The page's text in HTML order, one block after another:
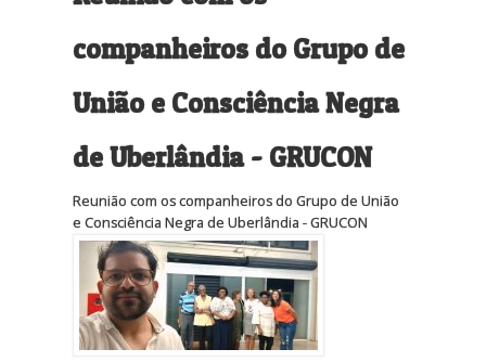
companheiros do Grupo de
União e Consciência Negra
de Uberlândia - GRUCON
Reunião com os companheiros do Grupo de União
e Consciência Negra de Uberlândia - GRUCON